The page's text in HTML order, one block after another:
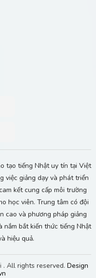
tạo tiếng Nhật uy tín tại Việt
việc giảng dạy và phát triển
kết cung cấp môi trường
học viên. Trung tâm có đội
cao và phương pháp giảng
nắm bắt kiến thức tiếng Nhật
hiệu quả.
. All rights reserved. Design